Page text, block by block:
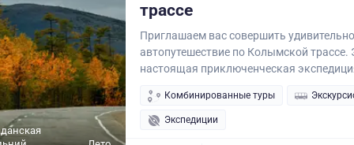
трассе
Приглашаем вас совершить
автопутешествие по Колымской трассе.
настоящая приключенческая
Комбинированные туры
Экспедиции